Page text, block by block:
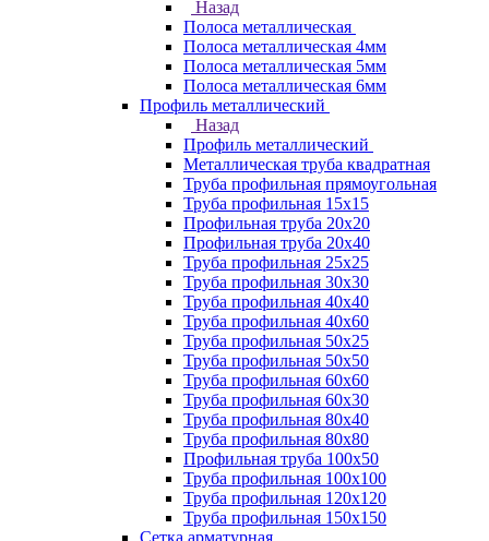
Назад
Полоса металлическая
Полоса металлическая 4мм
Полоса металлическая 5мм
Полоса металлическая 6мм
Профиль металлический
Назад
Профиль металлический
Металлическая труба квадратная
Труба профильная прямоугольная
Труба профильная 15х15
Профильная труба 20х20
Профильная труба 20х40
Труба профильная 25х25
Труба профильная 30x30
Труба профильная 40х40
Труба профильная 40х60
Труба профильная 50х25
Труба профильная 50х50
Труба профильная 60x60
Труба профильная 60х30
Труба профильная 80х40
Труба профильная 80х80
Профильная труба 100х50
Труба профильная 100х100
Труба профильная 120х120
Труба профильная 150х150
Сетка арматурная